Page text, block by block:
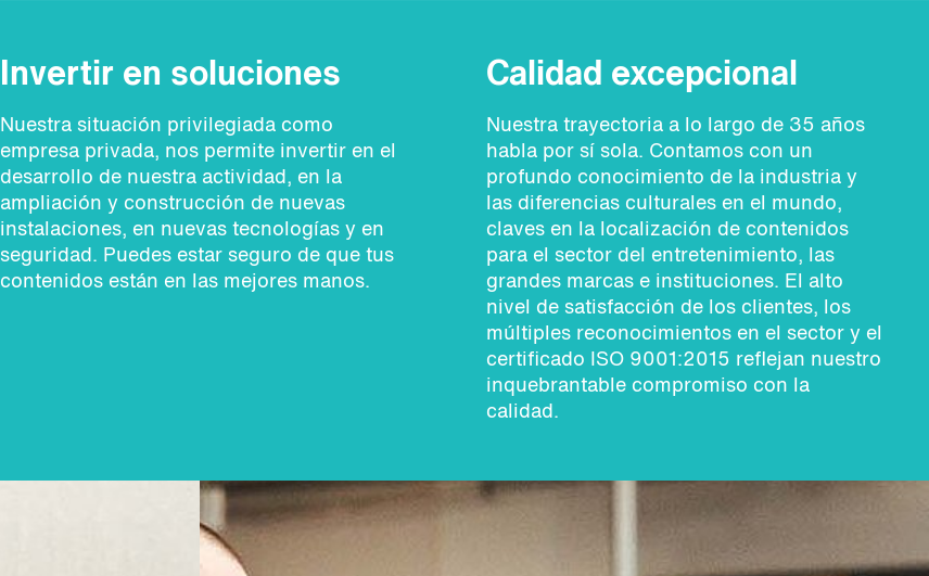
Invertir en soluciones
Nuestra situación privilegiada como
empresa privada, nos permite invertir en el
desarrollo de nuestra actividad, en la
ampliación y construcción de nuevas
instalaciones, en nuevas tecnologías y en
seguridad. Puedes estar seguro de que tus
contenidos están en las mejores manos.
Calidad excepcional
Nuestra trayectoria a lo largo de 35 años
habla por sí sola. Contamos con un
profundo conocimiento de la industria y
las diferencias culturales en el mundo,
claves en la localización de contenidos
para el sector del entretenimiento, las
grandes marcas e instituciones. El alto
nivel de satisfacción de los clientes, los
múltiples reconocimientos en el sector y el
certificado ISO 9001:2015 reflejan nuestro
inquebrantable compromiso con la
calidad.